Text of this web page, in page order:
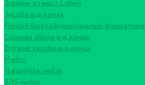
Зарядні станції Litheli
Засоби від комах
Flextail багатофункціональні фумігатори
Сольова зброя від комах
Extravel засоби від комах
Меблі
Naturehike меблі
BRS меблі